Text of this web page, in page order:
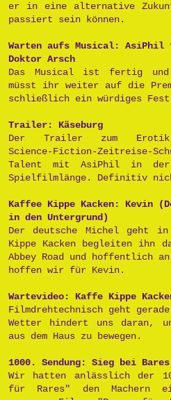
er in eine alternative
passiert sein können.
Warten aufs Musical: AsiPhil
Doktor Arsch
Das Musical ist fertig
müsst ihr weiter auf die
schließlich ein würdiges
Trailer: Käseburg
Der Trailer zum Erotik-
Science-Fiction-Zeitreise-
Talent mit AsiPhil in
Spielfilmlänge. Definitiv
Kaffee Kippe Kacken: Kevin
in den Untergrund)
Der deutsche Michel geht
Kippe Kacken begleiten ihn
Abbey Road und hoffentlich
hoffen wir für Kevin.
Wartevideo: Kaffe Kippe
Filmdrehtechnisch geht
Wetter hindert uns daran,
aus dem Haus zu bewegen.
1000. Sendung: Sieg bei
Wir hatten anlässlich der
für Rares" den Machern